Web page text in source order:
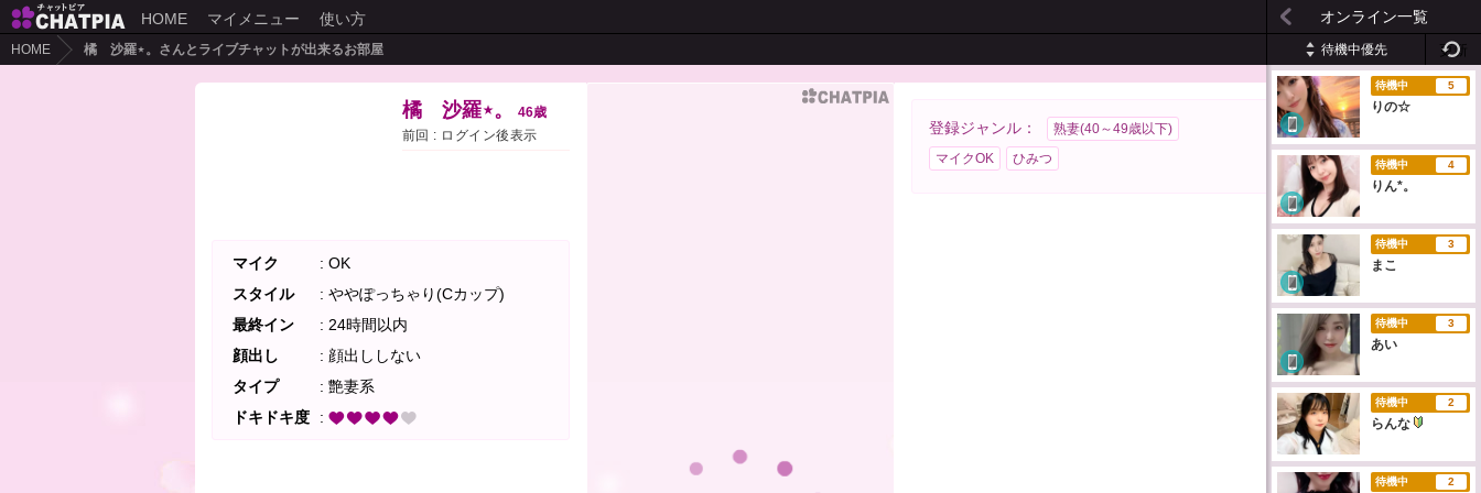
HOME マイメニュー 使い方
HOME 橘 沙羅⋆。さんとライブチャットが出来るお部屋
橘　沙羅⋆。
46歳
前回 : ログイン後表示
マイク
: OK
スタイル
: ややぽっちゃり(Cカップ)
最終イン
: 24時間以内
顔出し
: 顔出ししない
タイプ
: 艶妻系
ドキドキ度
:
登録ジャンル：
熟妻(40～49歳以下)
マイクOK
ひみつ
オンライン一覧
待機中優先 更新
待機中 5
りの☆
待機中 4
りん*。
待機中 3
まこ
待機中 3
あい
待機中 2
らんな
待機中 2